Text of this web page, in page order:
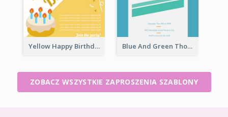
Yellow Happy Birthday To You With Cake Invitation Blue And Green Thomas's Birthday Party Invitation
ZOBACZ WSZYSTKIE ZAPROSZENIA SZABLONY